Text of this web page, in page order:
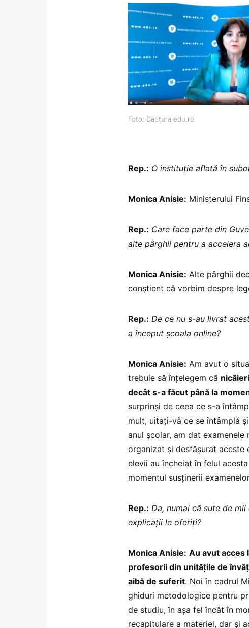
Foto: Captura edu.ro
Rep.: O instituție aflată în
Monica Anisie: Ministerului
Rep.: Care face parte din
alte pârghii pentru a accelera
Monica Anisie: Alte pârghii
conștient că vorbim despre
Rep.: De ce nu s-au livrat
a început școala online?
Monica Anisie: Am avut o
trebuie să înțelegem că
decât s-a făcut până la
surprinși de ceea ce s-a
mult, uitați-vă ce se întâmplă
anul școlar, am dat
organizat și desfășurat aceste
elevii au încheiat în felul
momentul susținerii
Rep.: Da, numai că sute de
explicații le oferiți?
Monica Anisie: Au avut acces
profesorii din unitățile de
aibă de suferit. Noi în cadrul
ghiduri metodologice pentru
de studiu, în așa fel încât în
recapitulare a materiei, dar și